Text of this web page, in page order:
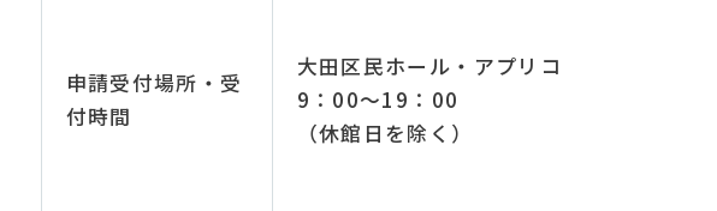
申請受付場所・受
付時間
大田区民ホール・アプリコ
9：00～19：00
（休館日を除く）